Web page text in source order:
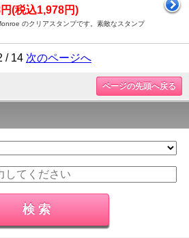
(税込1,978円)
のクリアスタンプです。素敵なスタンプ
/ 14 次のページへ
ページの先頭へ戻る